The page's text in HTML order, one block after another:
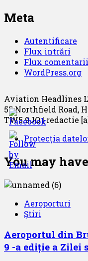
Meta
Autentificare
Flux intrări
Flux comentarii
WordPress.org
Aviation Headlines
55 Northfield Road,
TW5 9JQ | redactie
Protecția
You may
Aeroporturi
Știri
Aeroportul din
9 -a ediție a Zilei